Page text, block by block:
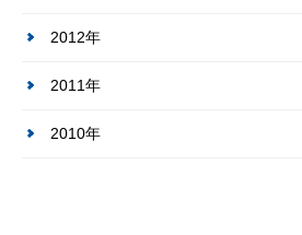
2012年
2011年
2010年